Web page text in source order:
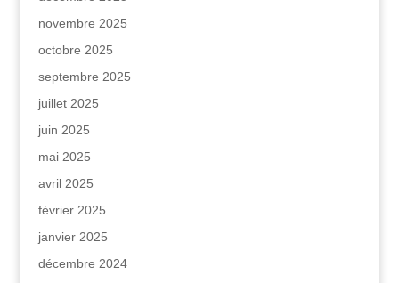
novembre 2025
octobre 2025
septembre 2025
juillet 2025
juin 2025
mai 2025
avril 2025
février 2025
janvier 2025
décembre 2024